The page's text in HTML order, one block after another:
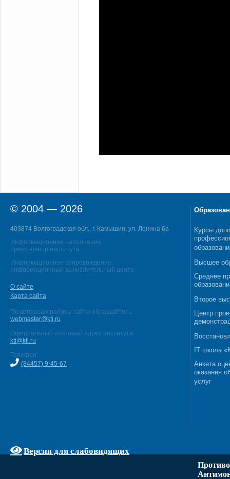
© 2004 — 2026
403874 Волгоградская обл., г. Камышин, ул. Ленина 6а
Информационное наполнение:
пресс–центр института
Информационное сопровождение:
информационный вычислительный центр
О сайте
Карта сайта
По вопросам работы сайта обращайтесь:
webmaster@kti.ru
Официальный почтовый адрес института:
kti@kti.ru
Телефон:
(84457) 9-45-67
Версия для слабовидящих
Курсы
Высшее
Среднее
Второе
Центр
IT школа
Анкета
оказания
услуг